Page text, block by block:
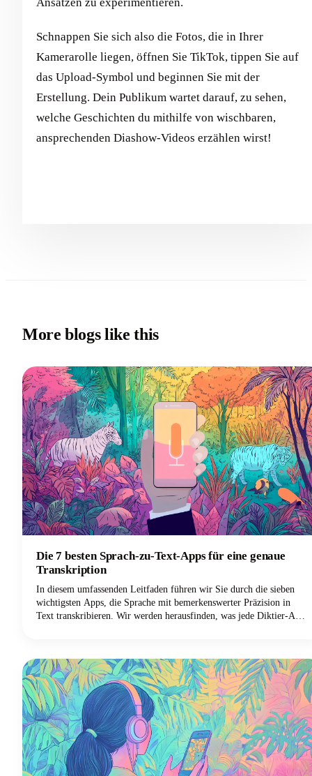
Schnappen Sie sich also die Fotos, die in Ihrer
Kamerarolle liegen, öffnen Sie TikTok, tippen Sie auf
das Upload-Symbol und beginnen Sie mit der
Erstellung. Dein Publikum wartet darauf, zu sehen,
welche Geschichten du mithilfe von wischbaren,
ansprechenden Diashow-Videos erzählen wirst!
More blogs like this
Die 7 besten Sprach-zu-Text-Apps für eine genaue
Transkription
In diesem umfassenden Leitfaden führen wir Sie durch die sieben
wichtigsten Apps, die Sprache mit bemerkenswerter Präzision in
Text transkribieren. Wir werden herausfinden, was jede Diktier-App